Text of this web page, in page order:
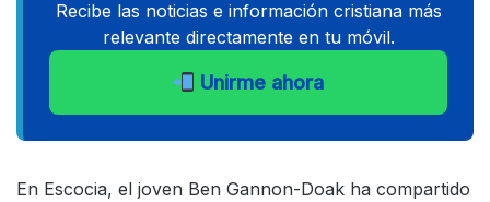
Recibe las noticias e información cristiana más
relevante directamente en tu móvil.
Unirme ahora
En Escocia, el joven Ben Gannon-Doak ha compartido